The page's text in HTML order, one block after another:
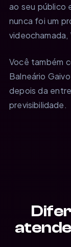
ao seu público
nunca foi um
Você também
Balneário
depois da
previsibilidade.